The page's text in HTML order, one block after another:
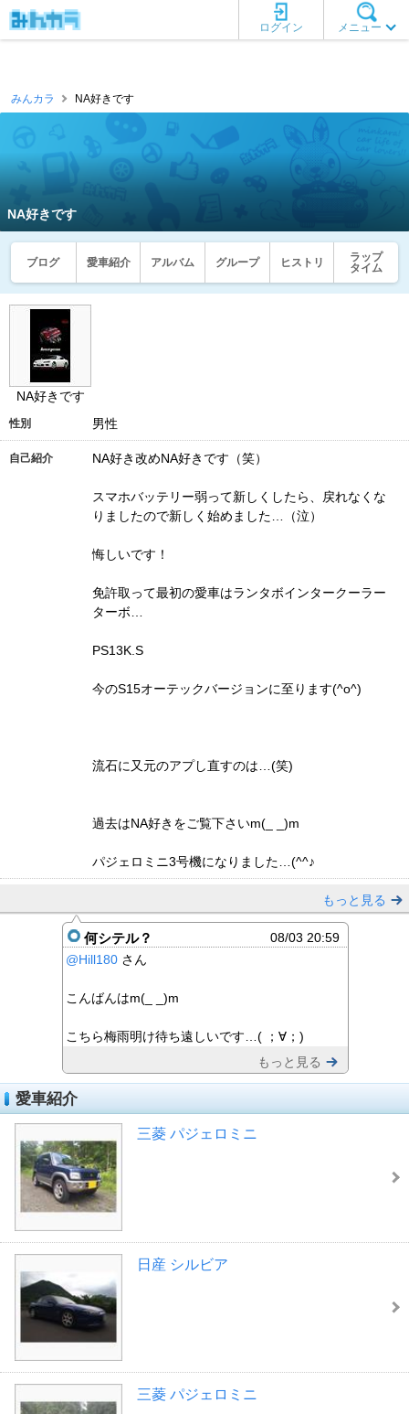
メニュー
ログイン
みんカラ NA好きです
NA好きです
ブログ 愛車紹介 アルバム グループ ヒストリ
ラップ
タイム
NA好きです
性別 男性
自己紹介 NA好き改めNA好きです（笑）
スマホバッテリー弱って新しくしたら、戻れなくな
りましたので新しく始めました…（泣）
悔しいです！
免許取って最初の愛車はランタボインタークーラー
ターボ…
PS13K.S
今のS15オーテックバージョンに至ります(^o^)
流石に又元のアプし直すのは…(笑)
過去はNA好きをご覧下さいm(_ _)m
パジェロミニ3号機になりました…(^^♪
もっと見る
何シテル？
08/03 20:59
@Hill180さん
こんばんはm(_ _)m
こちら梅雨明け待ち遠しいです…(⁠ ⁠；⁠∀⁠；⁠)
もっと見る
愛車紹介
三菱 パジェロミニ
日産 シルビア
三菱 パジェロミニ